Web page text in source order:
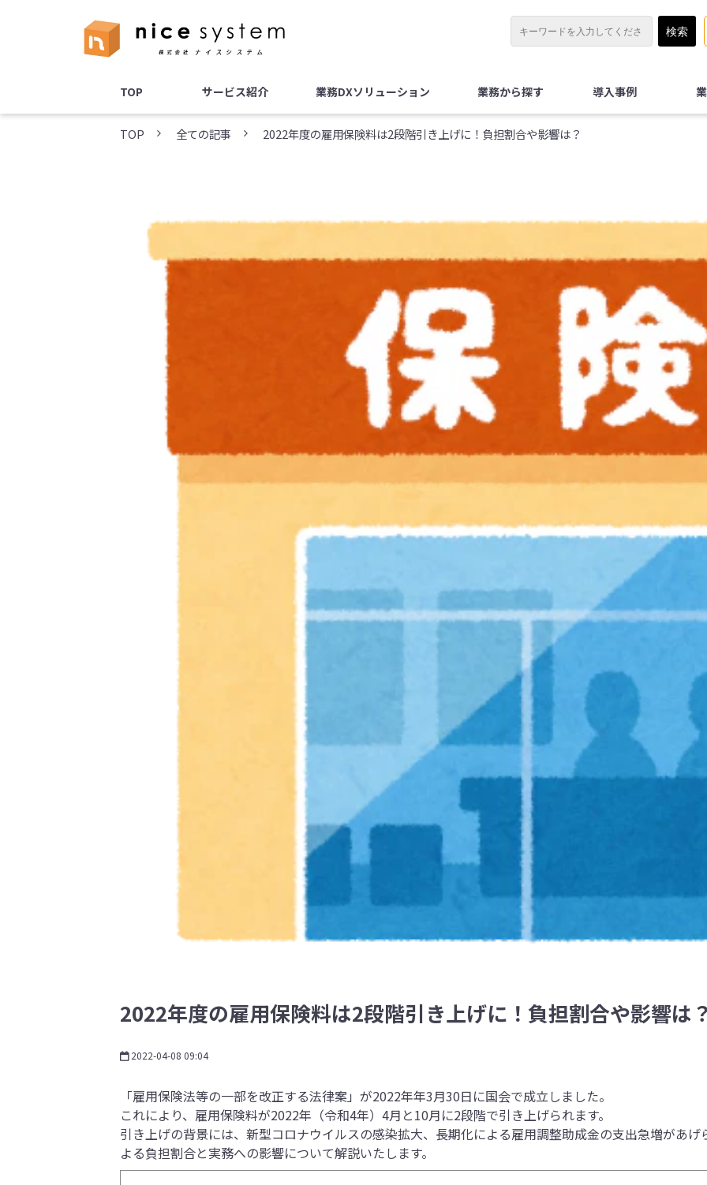
TOP サービス紹介 業務DXソリューション 業務から探す 導入事例
TOP 全ての記事 2022年度の雇用保険料は2段階引き上げに！負担割合や影響は？
2022年度の雇用保険料は2段階引き上げに！負担割合や影響は
2022-04-08 09:04
「雇用保険法等の一部を改正する法律案」が2022年年3月30日に国会で成立しました。
これにより、雇用保険料が2022年（令和4年）4月と10月に2段階で引き上げられます。
引き上げの背景には、新型コロナウイルスの感染拡大、長期化による雇用調整助成金の支出急増があ
よる負担割合と実務への影響について解説いたします。